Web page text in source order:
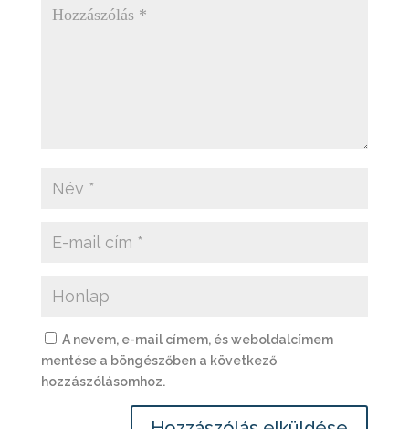
A nevem, e-mail címem, és weboldalcímem
mentése a böngészőben a következő
hozzászólásomhoz.